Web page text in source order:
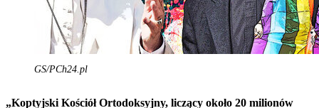
GS/PCh24.pl
„Koptyjski Kościół Ortodoksyjny, liczący około 20 milionów